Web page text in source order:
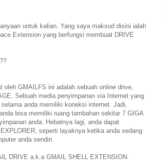
untuk kalian. Yang saya maksud disini ialah
Extension yang berfungsi membuat DRIVE
oleh GMAILFS ini adalah sebuah online drive,
Sebuah media penyimpanan via Internet yang
anda memiliki koneksi internet. Jadi,
bisa memiliki ruang tambahan sekitar 7 GIGA
anda. Hebatnya lagi, anda dapat
seperti layaknya ketika anda sedang
anda sendiri.
DRIVE a.k.a GMAIL SHELL EXTENSION.